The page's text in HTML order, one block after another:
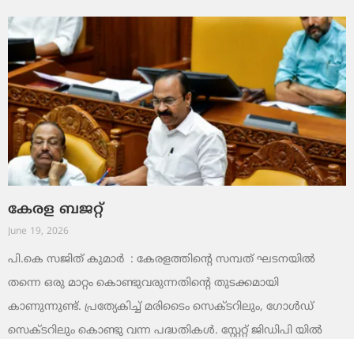
കേരള ബജറ്റ്
June 19, 2026
പി.കെ സജിത് കുമാര്‍ : കേരളത്തിന്റെ സമ്പത് ഘടനയിൽ
തന്നെ ഒരു മാറ്റം കൊണ്ടുവരുന്നതിന്റെ തുടക്കമായി
കാണുന്നുണ്ട്. പ്രത്യേകിച്ച് മരിടൈം സെക്ടറിലും, ഗോൾഡ്
സെക്ടറിലും കൊണ്ടു വന്ന പദ്ധതികൾ. സ്റ്റേറ്റ് ജിഡിപി യിൽ